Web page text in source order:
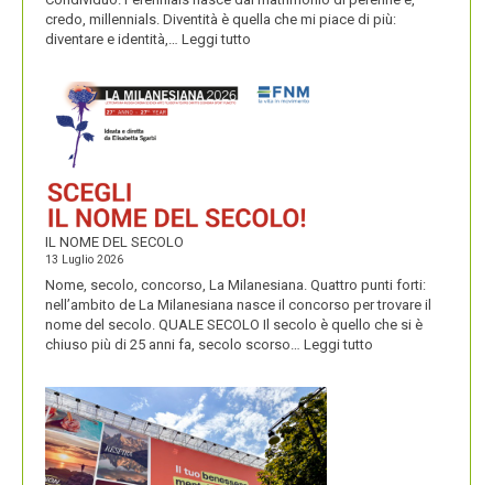
credo, millennials. Diventità è quella che mi piace di più:
diventare e identità,… Leggi tutto
E
IL NOME DEL SECOLO
13 Luglio 2026
Nome, secolo, concorso, La Milanesiana. Quattro punti forti:
nell’ambito de La Milanesiana nasce il concorso per trovare il
nome del secolo. QUALE SECOLO Il secolo è quello che si è
chiuso più di 25 anni fa, secolo scorso… Leggi tutto